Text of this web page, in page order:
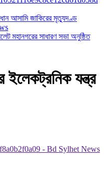
আসামি জাকিরের মৃত্যুদণ্ড
মহানগরের সাধারণ সভা অনুষ্ঠিত
ইলেকট্রনিক যন্ত্র